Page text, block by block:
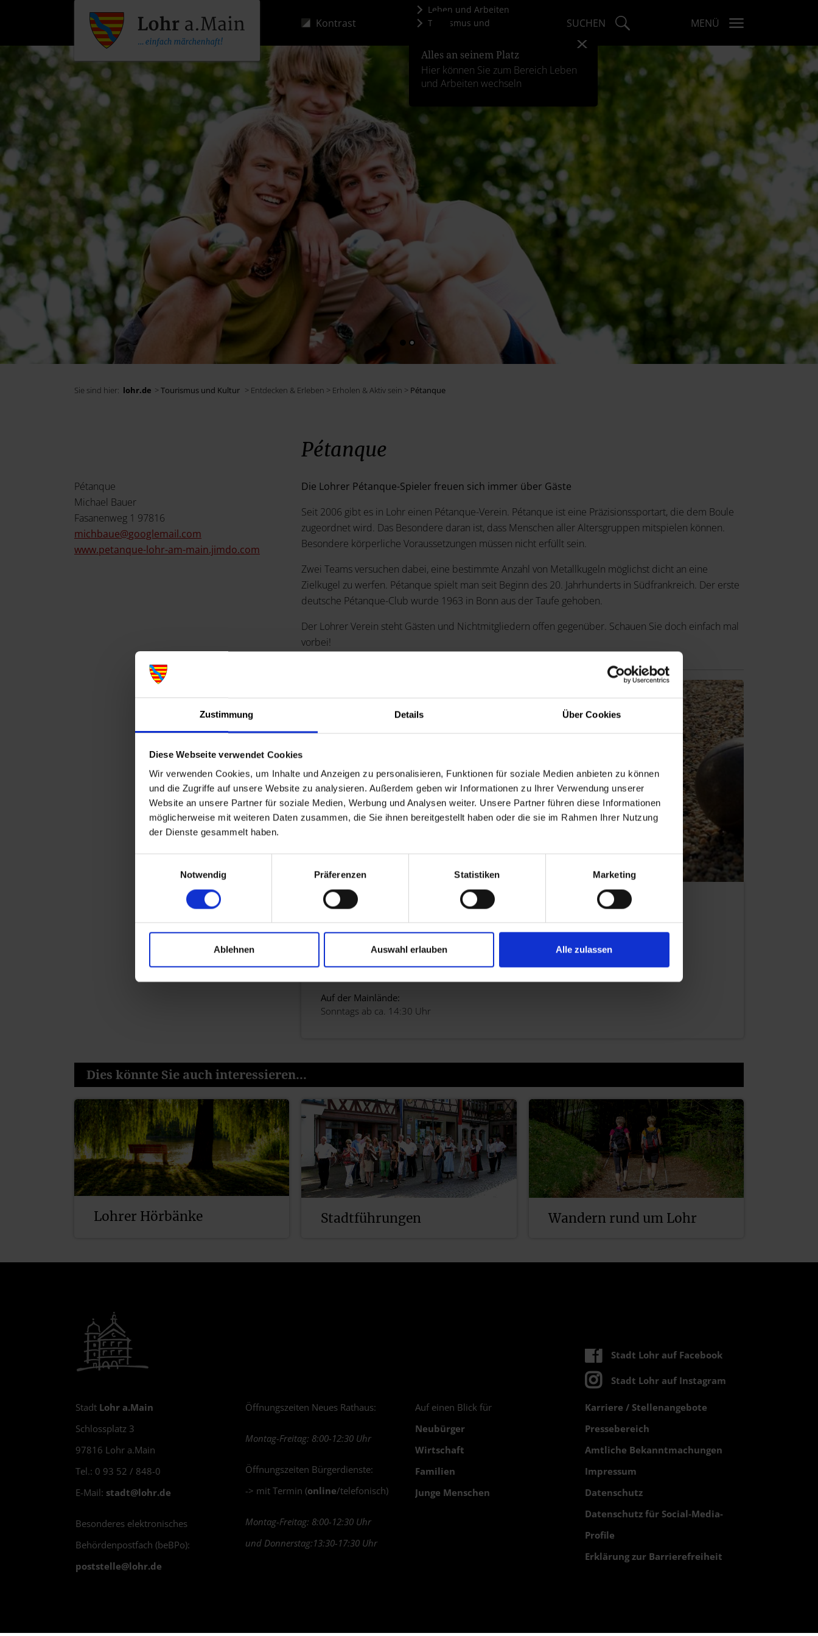
Zustimmung Details Über Cookies
Diese Webseite verwendet Cookies
Wir verwenden Cookies, um Inhalte und Anzeigen zu personalisieren, Funktionen für soziale Medien anbieten zu können
und die Zugriffe auf unsere Website zu analysieren. Außerdem geben wir Informationen zu Ihrer Verwendung unserer
Website an unsere Partner für soziale Medien, Werbung und Analysen weiter. Unsere Partner führen diese Informationen
möglicherweise mit weiteren Daten zusammen, die Sie ihnen bereitgestellt haben oder die sie im Rahmen Ihrer Nutzung
der Dienste gesammelt haben.
Notwendig
Präferenzen Statistiken Marketing
Ablehnen Auswahl erlauben Alle zulassen
Kontrast
Leben und Arbeiten
Alles an seinem Platz
Hier können Sie zum Bereich Leben
und Arbeiten wechseln
x
Tourismus und
SUCHEN MENÜ
Sie sind hier: lohr.de > Tourismus und Kultur > Entdecken & Erleben > Erholen & Aktiv sein > Pétanque
Pétanque
Pétanque
Michael Bauer
Fasanenweg 1 97816
michbaue@googlemail.com
www.petanque-lohr-am-main.jimdo.com
Die Lohrer Pétanque-Spieler freuen sich immer über Gäste
Seit 2006 gibt es in Lohr einen Pétanque-Verein. Pétanque ist eine Präzisionssportart, die dem Boule
zugeordnet wird. Das Besondere daran ist, dass Menschen aller Altersgruppen mitspielen können.
Besondere körperliche Voraussetzungen müssen nicht erfüllt sein.
Zwei Teams versuchen dabei, eine bestimmte Anzahl von Metallkugeln möglichst dicht an eine
Zielkugel zu werfen. Pétanque spielt man seit Beginn des 20. Jahrhunderts in Südfrankreich. Der erste
deutsche Pétanque-Club wurde 1963 in Bonn aus der Taufe gehoben.
Der Lohrer Verein steht Gästen und Nichtmitgliedern offen gegenüber. Schauen Sie doch einfach mal
vorbei!
Pétanque Lohr a.Main
Heinz-Paulisch-Straße
direkt hinter dem Bahnhof:
Auf der Mainlände:
Sonntags ab ca. 14:30 Uhr
Dies könnte Sie auch interessieren...
Lohrer Hörbänke Stadtführungen Wandern rund um Lohr
Stadt Lohr auf Facebook
Stadt Lohr auf Instagram
Stadt Lohr a.Main
Schlossplatz 3
97816 Lohr a.Main
Tel.: 0 93 52 / 848-0
E-Mail: stadt@lohr.de
Besonderes elektronisches
Behördenpostfach (beBPo):
poststelle@lohr.de
Öffnungszeiten Neues Rathaus:
Montag-Freitag: 8:00-12:30 Uhr
Öffnungszeiten Bürgerdienste:
-> mit Termin (online/telefonisch)
Montag-Freitag: 8:00-12:30 Uhr
und Donnerstag:13:30-17:30 Uhr
Auf einen Blick für
Neubürger
Wirtschaft
Familien
Junge Menschen
Karriere / Stellenangebote
Pressebereich
Amtliche Bekanntmachungen
Impressum
Datenschutz
Datenschutz für Social-Media-
Profile
Erklärung zur Barrierefreiheit